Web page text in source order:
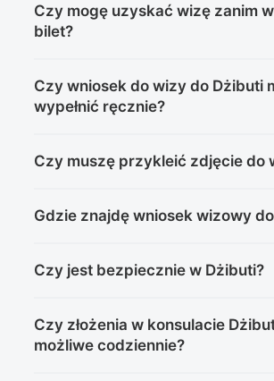
wysłać do nas kurierem, pocztą lub
osobę trzecią. Natomiast korzystając z
Czy mogę uzyskać wizę zanim
bilet?
uzupełnić braki w rezerwacjach w
bilet lotniczy.
Czy wniosek do wizy do Dżibuti
wypełnić ręcznie?
na komputerze. Najważniejsze jest to,
Czy muszę przykleić zdjęcie do
zrobić również w biurze.
Gdzie znajdę wniosek wizowy
bezpośrednio na stronie konsulatu w
Czy jest bezpiecznie w Dżibuti?
Dżibuti można śledzić na oficjalnej
https://www.gov.pl/web/dyplomacja/
Czy złożenia w konsulacie
możliwe codziennie?